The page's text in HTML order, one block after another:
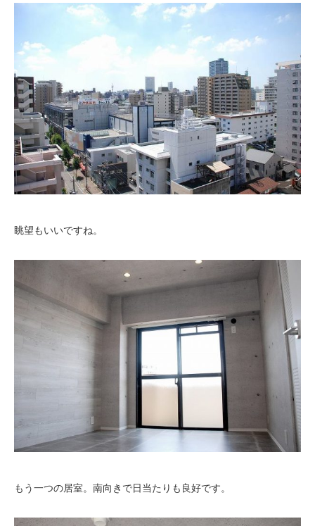
眺望もいいですね。
もう一つの居室。南向きで日当たりも良好です。